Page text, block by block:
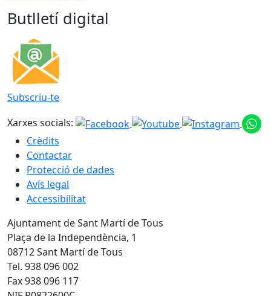
Butlletí digital
Subscriu-te
Xarxes socials:
Crèdits
Contactar
Protecció de dades
Avís legal
Accessibilitat
Ajuntament de Sant Martí de Tous
Plaça de la Independència, 1
08712 Sant Martí de Tous
Tel. 938 096 002
Fax 938 096 117